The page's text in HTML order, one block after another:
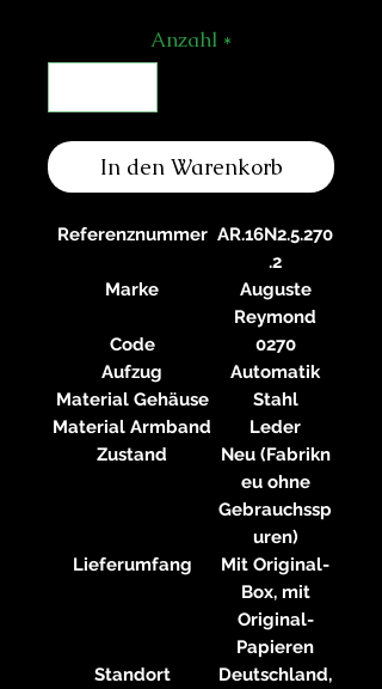
Anzahl *
In den Warenkorb
Referenznummer AR.16N2.5.270
.2
Marke
Auguste
Reymond
Code
0270
Aufzug
Automatik
Material Gehäuse
Stahl
Material Armband
Leder
Zustand
Neu (Fabrikn
eu ohne
Gebrauchssp
uren)
Lieferumfang
Mit Original-
Box, mit
Original-
Papieren
Standort
Deutschland,